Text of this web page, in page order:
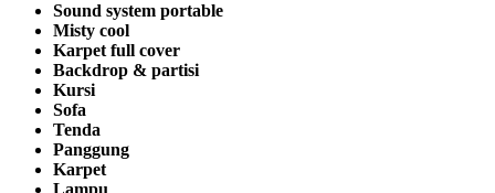
Sound system portable
Misty cool
Karpet full cover
Backdrop & partisi
Kursi
Sofa
Tenda
Panggung
Karpet
Lampu